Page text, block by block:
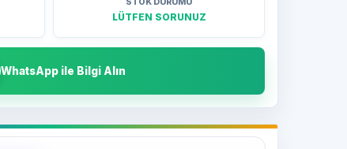
LÜTFEN SORUNUZ
WhatsApp ile Bilgi Alın